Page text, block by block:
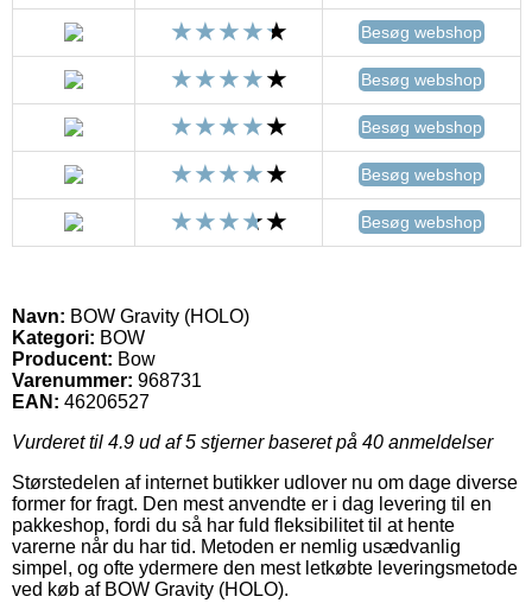
Besøg webshop
Besøg webshop
Besøg webshop
Besøg webshop
Besøg webshop
Navn: BOW Gravity (HOLO)
Kategori: BOW
Producent: Bow
Varenummer: 968731
EAN: 46206527
Vurderet til 4.9 ud af 5 stjerner baseret på 40 anmeldelser
Størstedelen af internet butikker udlover nu om dage diverse
former for fragt. Den mest anvendte er i dag levering til en
pakkeshop, fordi du så har fuld fleksibilitet til at hente
varerne når du har tid. Metoden er nemlig usædvanlig
simpel, og ofte ydermere den mest letkøbte leveringsmetode
ved køb af BOW Gravity (HOLO).